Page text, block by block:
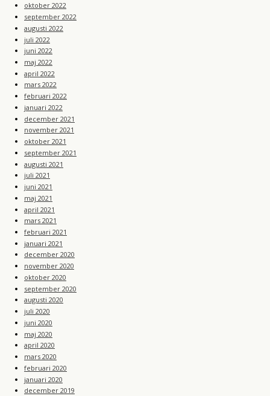
oktober 2022
september 2022
augusti 2022
juli 2022
juni 2022
maj 2022
april 2022
mars 2022
februari 2022
januari 2022
december 2021
november 2021
oktober 2021
september 2021
augusti 2021
juli 2021
juni 2021
maj 2021
april 2021
mars 2021
februari 2021
januari 2021
december 2020
november 2020
oktober 2020
september 2020
augusti 2020
juli 2020
juni 2020
maj 2020
april 2020
mars 2020
februari 2020
januari 2020
december 2019